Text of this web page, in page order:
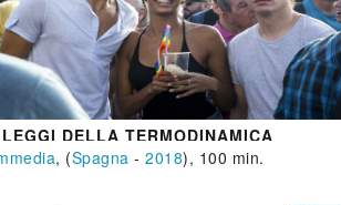
DELLA TERMODINAMICA
, (Spagna - 2018), 100 min.